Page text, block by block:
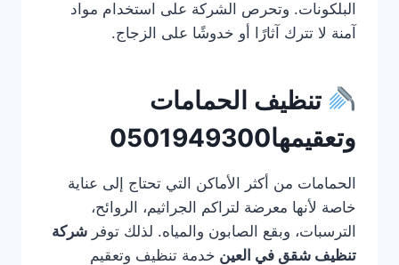
البلكونات. وتحرص الشركة على استخدام مواد
آمنة لا تترك آثارًا أو خدوشًا على الزجاج.
تنظيف الحمامات
وتعقيمها0501949300
الحمامات من أكثر الأماكن التي تحتاج إلى عناية
خاصة لأنها معرضة لتراكم الجراثيم، الروائح،
الترسبات، وبقع الصابون والمياه. لذلك توفر شركة
تنظيف شقق في العين خدمة تنظيف وتعقيم